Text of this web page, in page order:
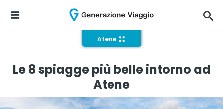
Atene
Le 8 spiagge più belle intorno ad
Atene